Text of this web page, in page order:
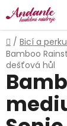
Přejít
na
obsah
Domů
/ Bicí a
Bamboo
dešťová hůl